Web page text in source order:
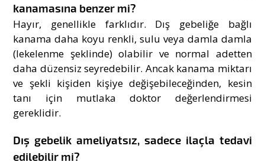
kanamasına benzer mi?
Hayır, genellikle farklıdır. Dış gebeliğe bağlı
kanama daha koyu renkli, sulu veya damla damla
(lekelenme şeklinde) olabilir ve normal adetten
daha düzensiz seyredebilir. Ancak kanama miktarı
ve şekli kişiden kişiye değişebileceğinden, kesin
tanı için mutlaka doktor değerlendirmesi
gereklidir.
Dış gebelik ameliyatsız, sadece ilaçla tedavi
edilebilir mi?